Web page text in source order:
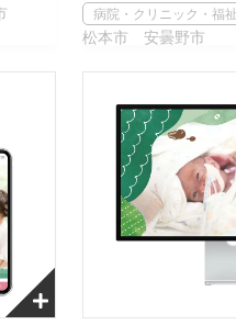
病院・クリニック・福祉
松本市 安曇野市